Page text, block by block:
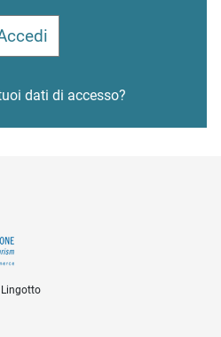
dati di accesso?